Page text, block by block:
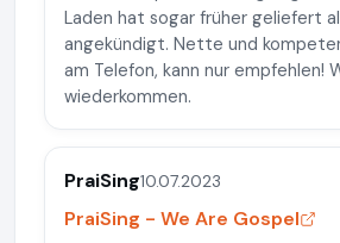
Laden hat sogar früher geliefert
angekündigt. Nette und
am Telefon, kann nur empfehlen!
wiederkommen.
PraiSing10.07.2023
PraiSing - We Are Gospel